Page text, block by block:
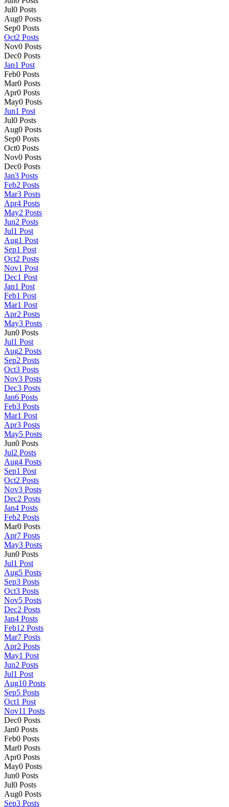
Jul0 Posts
Aug0 Posts
Sep0 Posts
Oct2 Posts
Nov0 Posts
Dec0 Posts
Jan1 Post
Feb0 Posts
Mar0 Posts
Apr0 Posts
May0 Posts
Jun1 Post
Jul0 Posts
Aug0 Posts
Sep0 Posts
Oct0 Posts
Nov0 Posts
Dec0 Posts
Jan3 Posts
Feb2 Posts
Mar3 Posts
Apr4 Posts
May2 Posts
Jun2 Posts
Jul1 Post
Aug1 Post
Sep1 Post
Oct2 Posts
Nov1 Post
Dec1 Post
Jan1 Post
Feb1 Post
Mar1 Post
Apr2 Posts
May3 Posts
Jun0 Posts
Jul1 Post
Aug2 Posts
Sep2 Posts
Oct3 Posts
Nov3 Posts
Dec3 Posts
Jan6 Posts
Feb3 Posts
Mar1 Post
Apr3 Posts
May5 Posts
Jun0 Posts
Jul2 Posts
Aug4 Posts
Sep1 Post
Oct2 Posts
Nov3 Posts
Dec2 Posts
Jan4 Posts
Feb2 Posts
Mar0 Posts
Apr7 Posts
May3 Posts
Jun0 Posts
Jul1 Post
Aug5 Posts
Sep3 Posts
Oct3 Posts
Nov5 Posts
Dec2 Posts
Jan4 Posts
Feb12 Posts
Mar7 Posts
Apr2 Posts
May1 Post
Jun2 Posts
Jul1 Post
Aug10 Posts
Sep5 Posts
Oct1 Post
Nov11 Posts
Dec0 Posts
Jan0 Posts
Feb0 Posts
Mar0 Posts
Apr0 Posts
May0 Posts
Jun0 Posts
Jul0 Posts
Aug0 Posts
Sep3 Posts